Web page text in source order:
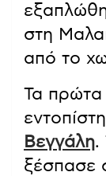
στη
από το
Τα πρώτα
Βεγγάλη.
ξέσπασε